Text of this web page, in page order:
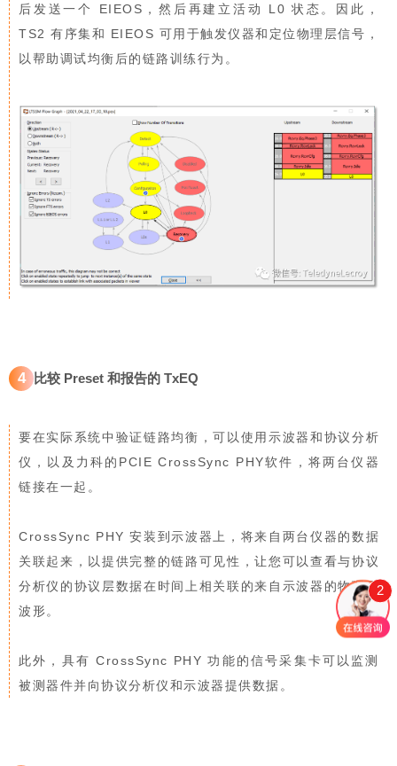
后发送一个 EIEOS，然后再建立活动 L0 状态。因此，
TS2 有序集和 EIEOS 可用于触发仪器和定位物理层信号，
以帮助调试均衡后的链路训练行为。
4 比较 Preset 和报告的 TxEQ
要在实际系统中验证链路均衡，可以使用示波器和协议分析
仪 ，以及力科的PCIE CrossSync PHY软件，将两台仪器
链接在一起。
CrossSync PHY 安装到示波器上，将来自两台仪器的数据
关联起来，以提供完整的链路可见性，让您可以查看与协议
分析仪的协议层数据在时间上相关联的来自示波器的物理层
波形。
此外，具有 CrossSync PHY 功能的信号采集卡可以监测
被测器件并向协议分析仪和示波器提供数据。
2